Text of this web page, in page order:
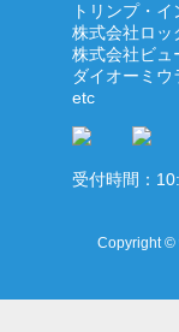
トリンプ・
株式会社ロッ
株式会社ビュ
ダイオーミウ
etc
受付時間：
Copyright ©